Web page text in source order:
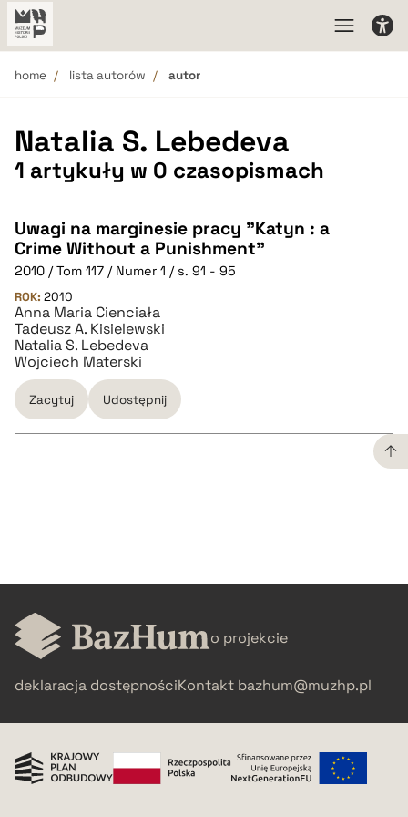
home lista autorów autor
Natalia S. Lebedeva
1 artykuły w 0 czasopismach
Uwagi na marginesie pracy "Katyn : a
Crime Without a Punishment"
2010 / Tom 117 / Numer 1 / s. 91 - 95
ROK: 2010
Anna Maria Cienciała
Tadeusz A. Kisielewski
Natalia S. Lebedeva
Wojciech Materski
Zacytuj Udostępnij
pobierz cytat
o projekcie
deklaracja dostępnościKontakt bazhum@muzhp.pl